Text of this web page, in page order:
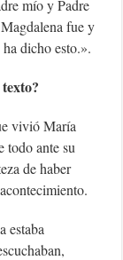
mío y Padre
fue y
dicho esto.».
vivió María
todo ante su
de haber
estaba